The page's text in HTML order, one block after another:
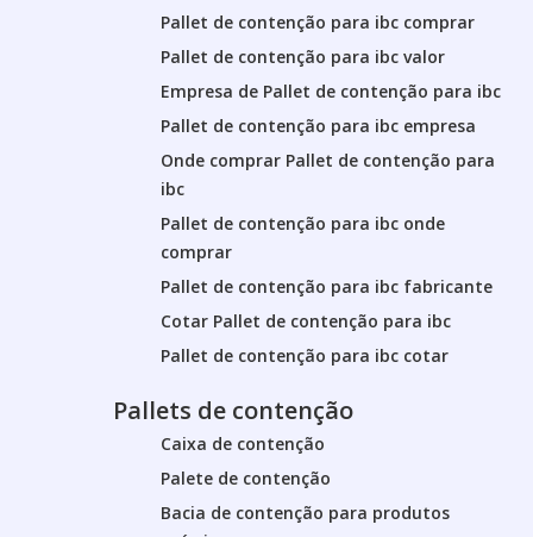
Pallet de contenção para ibc comprar
Pallet de contenção para ibc valor
Empresa de Pallet de contenção para ibc
Pallet de contenção para ibc empresa
Onde comprar Pallet de contenção para
ibc
Pallet de contenção para ibc onde
comprar
Pallet de contenção para ibc fabricante
Cotar Pallet de contenção para ibc
Pallet de contenção para ibc cotar
Pallets de contenção
Caixa de contenção
Palete de contenção
Bacia de contenção para produtos